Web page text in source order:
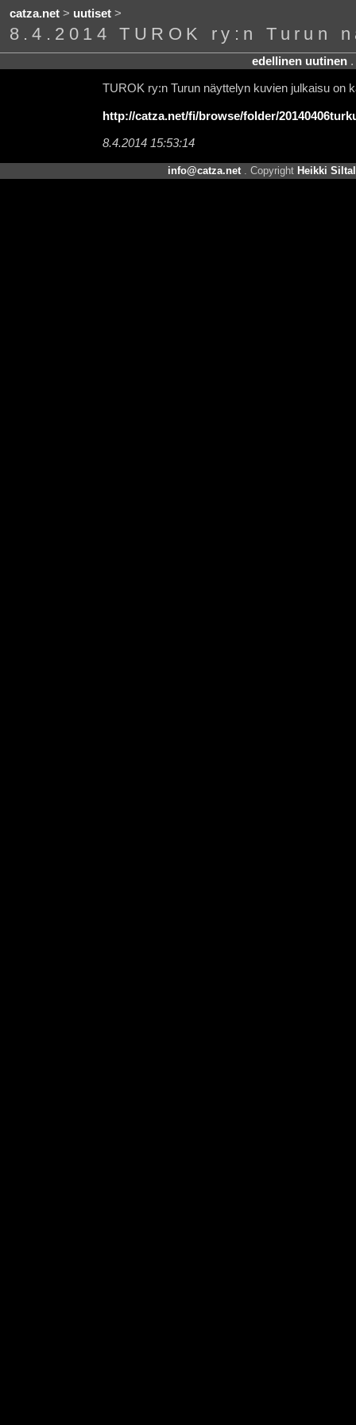
catza.net> uutiset>
8.4.2014 TUROK ry:n Turun
edellinen uutinen.
TUROK ry:n Turun näyttelyn kuvien julkaisu on
http://catza.net/fi/browse/folder/
8.4.2014 15:53:14
info@catza.net. Copyright Heikki